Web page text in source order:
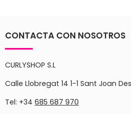
CONTACTA CON NOSOTROS
CURLYSHOP S.L
Calle Llobregat 14 1-1 Sant Joan
Tel: +34 685 687 970